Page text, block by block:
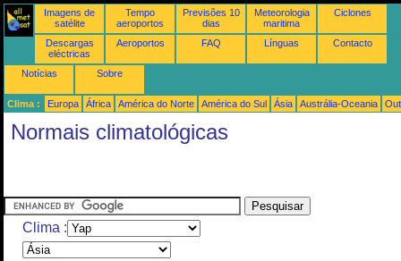
Imagens de
satélite
Tempo
aeroportos
Previsões 10
dias
Meteorologia
maritima
Ciclones
Descargas
eléctricas
Aeroportos FAQ Línguas Contacto
Notícias Sobre
Clima : Europa África América do Norte América do Sul Ásia Austrália-Oceania
Normais climatológicas
Clima :